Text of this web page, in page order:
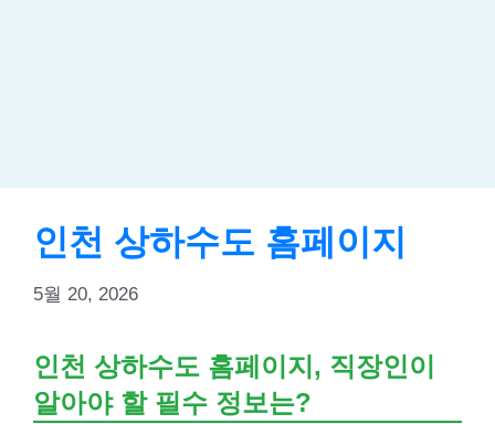
인천 상하수도 홈페이지
5월 20, 2026
인천 상하수도 홈페이지, 직장인이
알아야 할 필수 정보는?